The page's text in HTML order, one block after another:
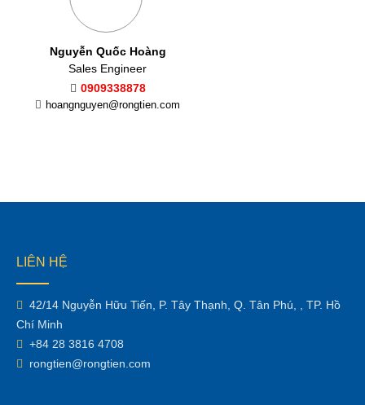
Nguyễn Quốc Hoàng
Sales Engineer
0909338878
hoangnguyen@rongtien.com
LIÊN HỆ
42/14 Nguyễn Hữu Tiến, P. Tây Thạnh, Q. Tân Phú, , TP. Hồ
Chí Minh
+84 28 3816 4708
rongtien@rongtien.com